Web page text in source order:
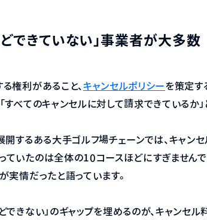
できていない」事業者が大多数
権利があること、 キャンセルポリシーを策定す
すべてのキャンセルに対して請求できているか
するある大手ゴルフ場チェーンでは、キャン
いたのは全体の10コースほどにすぎませんで
実情だったと語っています。
できない」のギャップを埋めるのが、キャンセル